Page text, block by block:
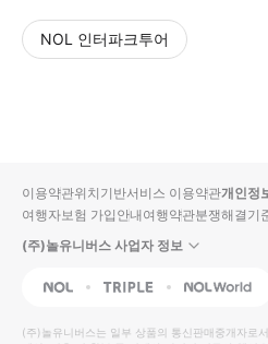
NOL 인터파크투어
입니
다.
높
동
순
상
이용약관위치기반서비스 이용약관개인정
여행자보험 가입안내여행약관분쟁해결기
(주)놀유니버스 사업자 정보
NOL Triple Interpark
(주)놀유니버스는 일부 상품의 통신판매중개자로